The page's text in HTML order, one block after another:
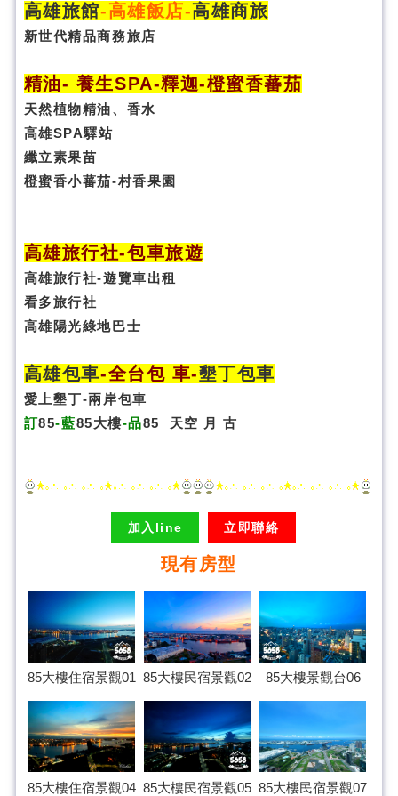
高雄旅館-高雄飯店-高雄商旅
新世代精品商務旅店
精油- 養生SPA-釋迦-橙蜜香蕃茄
天然植物精油、香水
高雄SPA驛站
纖立素果苗
橙蜜香小蕃茄-村香果園
高雄旅行社-包車旅遊
高雄旅行社-遊覽車出租
看多旅行社
高雄陽光綠地巴士
高雄包車-全台包 車-墾丁包車
愛上墾丁-兩岸包車
訂85-藍85大樓-品85 天空 月 古
加入line 立即聯絡
現有房型
85大樓住宿景觀01 85大樓民宿景觀02 85大樓景觀台06
85大樓住宿景觀04 85大樓民宿景觀05 85大樓民宿景觀07